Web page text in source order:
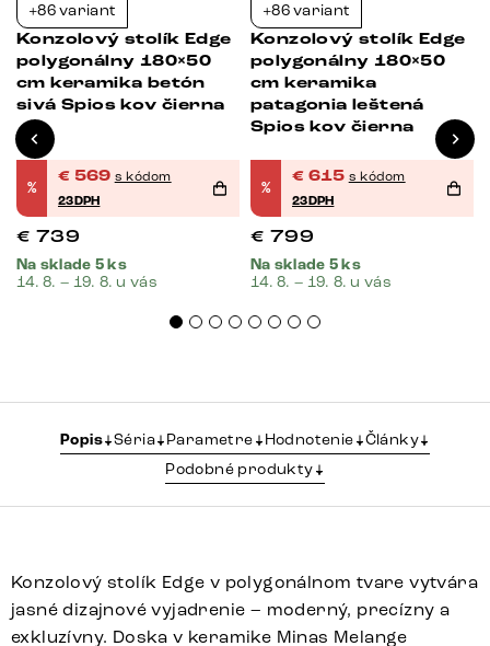
+86 variant
Konzolový stolík Edge
polygonálny 180×50
cm keramika betón
sivá Spios kov čierna
%
€ 569 s kódom
23DPH
€ 739
Na sklade 5 ks
14. 8. – 19. 8. u vás
+86 variant
Konzolový stolík Edge
polygonálny 180×50
cm keramika
patagonia leštená
Spios kov čierna
%
€ 615 s kódom
23DPH
€ 799
Na sklade 5 ks
14. 8. – 19. 8. u vás
Popis Séria Parametre Hodnotenie
Články
Podobné produkty
Konzolový stolík Edge v polygonálnom tvare vytvára
jasné dizajnové vyjadrenie – moderný, precízny a
exkluzívny. Doska v keramike Minas Melange